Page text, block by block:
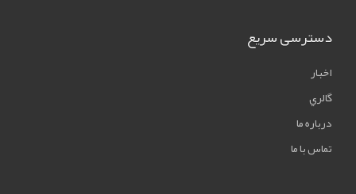
دسترسی سریع
اخبار
گالري
درباره ما
تماس با ما